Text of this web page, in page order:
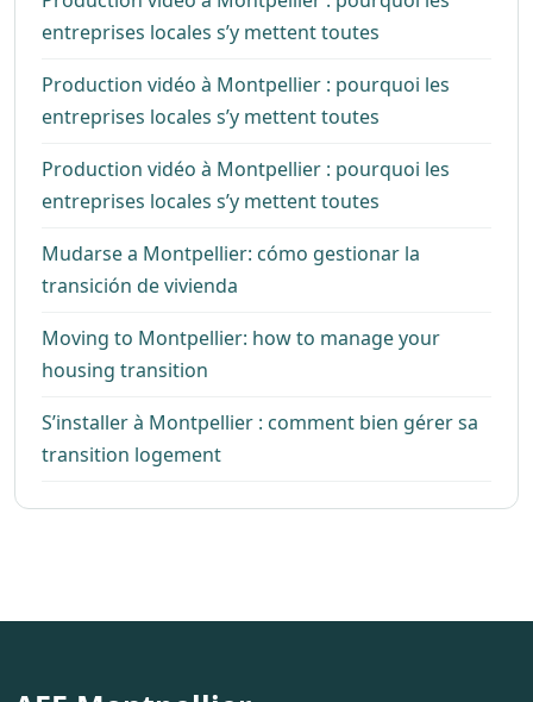
entreprises locales s’y mettent toutes
Production vidéo à Montpellier : pourquoi les
entreprises locales s’y mettent toutes
Production vidéo à Montpellier : pourquoi les
entreprises locales s’y mettent toutes
Mudarse a Montpellier: cómo gestionar la
transición de vivienda
Moving to Montpellier: how to manage your
housing transition
S’installer à Montpellier : comment bien gérer sa
transition logement